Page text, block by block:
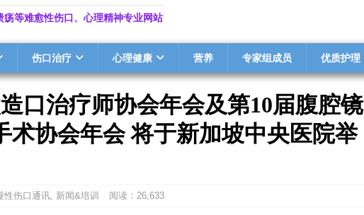
等难愈性伤口、心理精神专业网站
伤口治疗 心理健康 营养 专家组成员 优质护理
口治疗师协会年会及第10届腹腔镜
术协会年会 将于新加坡中央医院举
性伤口通讯, 新闻&培训 阅读：26,633